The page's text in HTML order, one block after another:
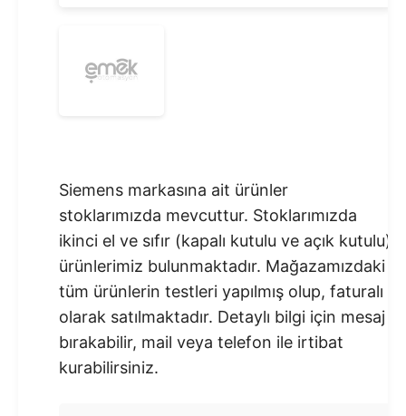
Siemens markasına ait ürünler
stoklarımızda mevcuttur. Stoklarımızda
ikinci el ve sıfır (kapalı kutulu ve açık kutulu)
ürünlerimiz bulunmaktadır.​ Mağazamızdaki
tüm ürünlerin testleri yapılmış olup, faturalı
olarak satılmaktadır. Detaylı bilgi için mesaj
bırakabilir, mail veya telefon ile irtibat
kurabilirsiniz.